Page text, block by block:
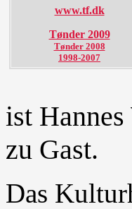
www.tf.dk
Tønder 2009
Tønder 2008
1998-2007
ist
zu Gast.
Das